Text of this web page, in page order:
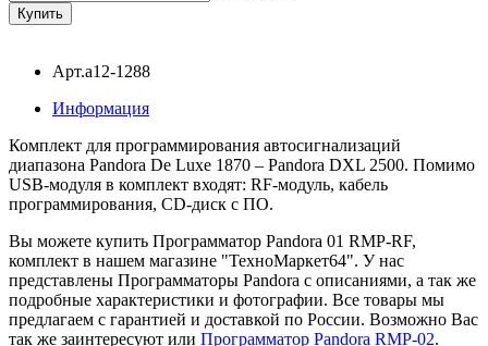
Арт.a12-1288
Информация
Комплект для программирования автосигнализаций
диапазона Pandora De Luxe 1870 – Pandora DXL 2500. Помимо
USB-модуля в комплект входят: RF-модуль, кабель
программирования, CD-диск с ПО.
Вы можете купить Программатор Pandora 01 RMP-RF,
комплект в нашем магазине "ТехноМаркет64". У нас
представлены Программаторы Pandora с описаниями, а так же
подробные характеристики и фотографии. Все товары мы
предлагаем с гарантией и доставкой по России. Возможно Вас
так же заинтересуют или Программатор Pandora RMP-02.